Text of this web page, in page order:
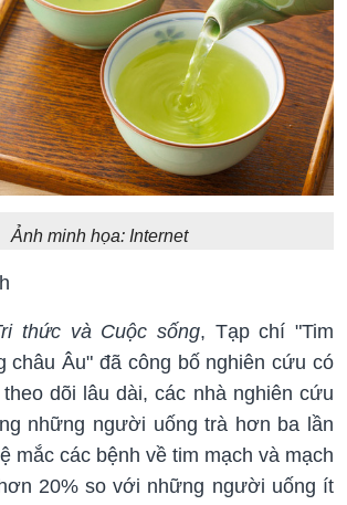
Ảnh minh họa: Internet
thức và Cuộc sống, Tạp chí "Tim
châu Âu" đã công bố nghiên cứu có
theo dõi lâu dài, các nhà nghiên cứu
những người uống trà hơn ba lần
mắc các bệnh về tim mạch và mạch
20% so với những người uống ít